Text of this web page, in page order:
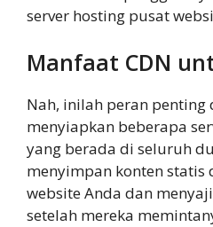
server hosting pusat
Manfaat CDN
Nah, inilah peran penting
menyiapkan beberapa
yang berada di seluruh
menyimpan konten statis
website Anda dan
setelah mereka